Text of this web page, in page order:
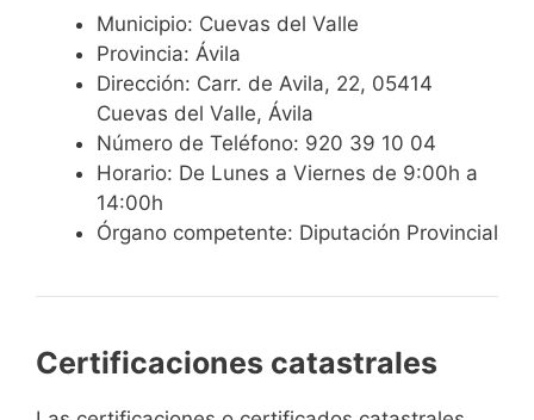
Municipio: Cuevas del Valle
Provincia: Ávila
Dirección: Carr. de Avila, 22, 05414
Cuevas del Valle, Ávila
Número de Teléfono: 920 39 10 04
Horario: De Lunes a Viernes de 9:00h a
14:00h
Órgano competente: Diputación Provincial
Certificaciones catastrales